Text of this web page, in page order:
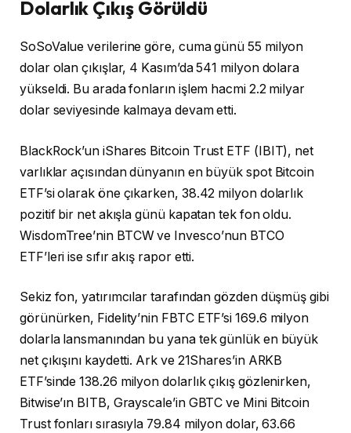
Dolarlık Çıkış Görüldü
SoSoValue verilerine göre, cuma günü 55 milyon
dolar olan çıkışlar, 4 Kasım’da 541 milyon dolara
yükseldi. Bu arada fonların işlem hacmi 2.2 milyar
dolar seviyesinde kalmaya devam etti.
BlackRock’un iShares Bitcoin Trust ETF (IBIT), net
varlıklar açısından dünyanın en büyük spot Bitcoin
ETF’si olarak öne çıkarken, 38.42 milyon dolarlık
pozitif bir net akışla günü kapatan tek fon oldu.
WisdomTree’nin BTCW ve Invesco’nun BTCO
ETF’leri ise sıfır akış rapor etti.
Sekiz fon, yatırımcılar tarafından gözden düşmüş gibi
görünürken, Fidelity’nin FBTC ETF’si 169.6 milyon
dolarla lansmanından bu yana tek günlük en büyük
net çıkışını kaydetti. Ark ve 21Shares’in ARKB
ETF’sinde 138.26 milyon dolarlık çıkış gözlenirken,
Bitwise’ın BITB, Grayscale’in GBTC ve Mini Bitcoin
Trust fonları sırasıyla 79.84 milyon dolar, 63.66